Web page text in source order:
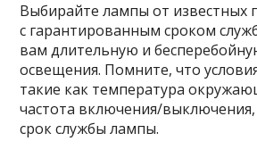
Выбирайте лампы от известных
с гарантированным сроком
вам длительную и
освещения. Помните, что
такие как температура
частота включения/
срок службы лампы.